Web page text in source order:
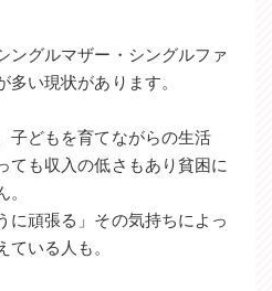
ングルマザー・シングルファ
い現状があります。
子どもを育てながらの生活
ても収入の低さもあり貧困に
に頑張る」その気持ちによっ
いる人も。